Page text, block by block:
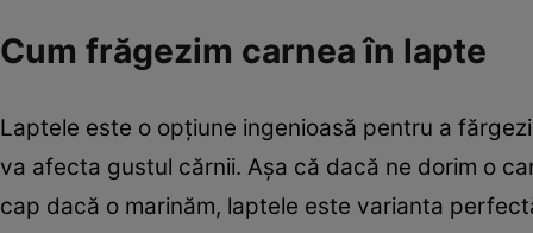
Cum frăgezim carnea în lapte
Laptele este o opțiune ingenioasă pentru a
va afecta gustul cărnii. Așa că dacă ne dorim o
cap dacă o marinăm, laptele este varianta